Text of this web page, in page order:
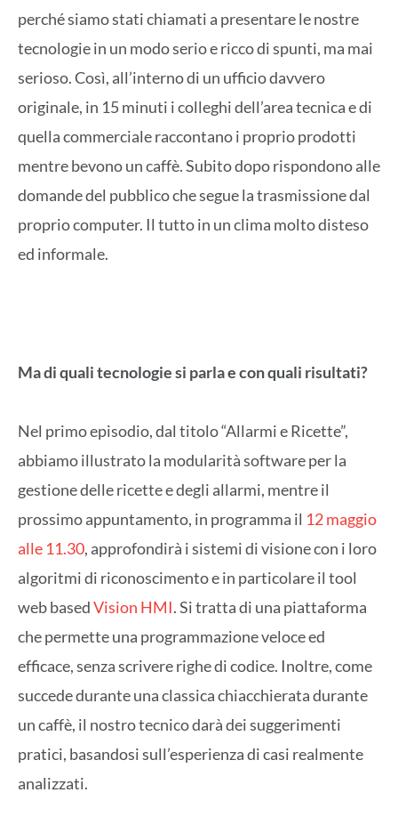
perché siamo stati chiamati a presentare le nostre
tecnologie in un modo serio e ricco di spunti, ma mai
serioso. Così, all’interno di un ufficio davvero
originale, in 15 minuti i colleghi dell’area tecnica e di
quella commerciale raccontano i proprio prodotti
mentre bevono un caffè. Subito dopo rispondono alle
domande del pubblico che segue la trasmissione dal
proprio computer. Il tutto in un clima molto disteso
ed informale.
Ma di quali tecnologie si parla e con quali risultati?
Nel primo episodio, dal titolo “Allarmi e Ricette”,
abbiamo illustrato la modularità software per la
gestione delle ricette e degli allarmi, mentre il
prossimo appuntamento, in programma il 12 maggio
alle 11.30, approfondirà i sistemi di visione con i loro
algoritmi di riconoscimento e in particolare il tool
web basedVision HMI. Si tratta di una piattaforma
che permette una programmazione veloce ed
efficace, senza scrivere righe di codice. Inoltre, come
succede durante una classica chiacchierata durante
un caffè, il nostro tecnico darà dei suggerimenti
pratici, basandosi sull’esperienza di casi realmente
analizzati.